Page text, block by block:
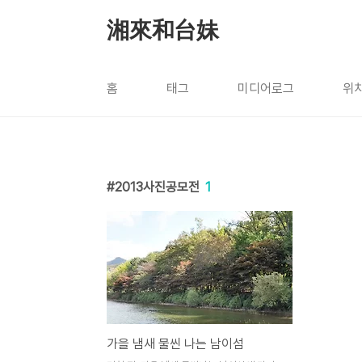
湘來和台妹
홈 태그 미디어로그 위
2013사진공모전 1
가을 냄새 물씬 나는 남이섬